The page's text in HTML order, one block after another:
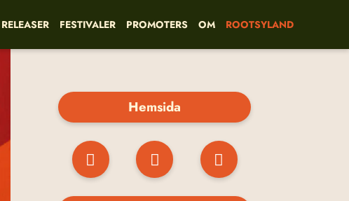
RELEASER FESTIVALER PROMOTERS OM ROOTSYLAND
Hemsida